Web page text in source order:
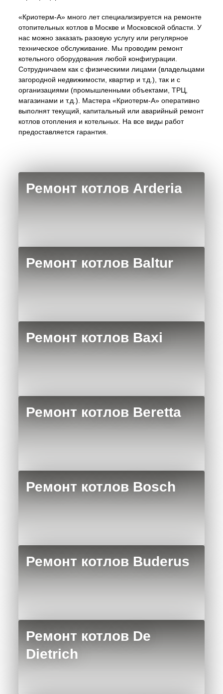
«Криотерм-А» много лет специализируется на ремонте
отопительных котлов в Москве и Московской области. У
нас можно заказать разовую услугу или регулярное
техническое обслуживание. Мы проводим ремонт
котельного оборудования любой конфигурации.
Сотрудничаем как с физическими лицами (владельцами
загородной недвижимости, квартир и т.д.), так и с
организациями (промышленными объектами, ТРЦ,
магазинами и т.д.). Мастера «Криотерм-А» оперативно
выполнят текущий, капитальный или аварийный ремонт
котлов отопления и котельных. На все виды работ
предоставляется гарантия.
Ремонт котлов Arderia
Ремонт котлов Baltur
Ремонт котлов Baxi
Ремонт котлов Beretta
Ремонт котлов Bosch
Ремонт котлов Buderus
Ремонт котлов De
Dietrich